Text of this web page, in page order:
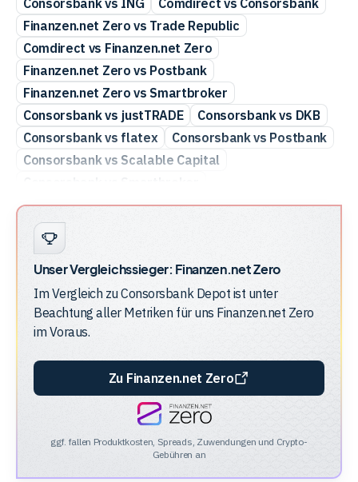
Consorsbank vs ING
Comdirect vs Consorsbank
Finanzen.net Zero vs Trade Republic
Comdirect vs Finanzen.net Zero
Finanzen.net Zero vs Postbank
Finanzen.net Zero vs Smartbroker
Consorsbank vs justTRADE
Consorsbank vs DKB
Consorsbank vs flatex
Consorsbank vs Postbank
Consorsbank vs Scalable Capital
DKB vs Finanzen.net Zero
Finanzen.net Zero vs flatex
Finanzen.net Zero vs ING
Finanzen.net Zero vs justTRADE
Unser Vergleichssieger:Finanzen.net Zero
Im Vergleich zuConsorsbank Depot ist unter
Beachtung aller Metriken für uns Finanzen.net Zero
im Voraus.
Zu Finanzen.net Zero
ggf. fallen Produktkosten, Spreads, Zuwendungen und Crypto-
Gebühren an